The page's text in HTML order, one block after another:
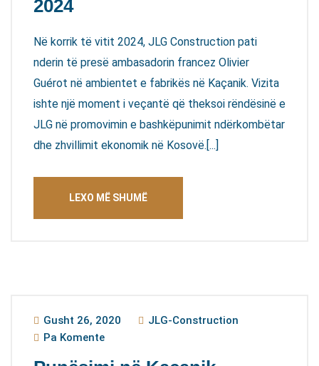
2024
Në korrik të vitit 2024, JLG Construction pati
nderin të presë ambasadorin francez Olivier
Guérot në ambientet e fabrikës në Kaçanik. Vizita
ishte një moment i veçantë që theksoi rëndësinë e
JLG në promovimin e bashkëpunimit ndërkombëtar
dhe zhvillimit ekonomik në Kosovë.[...]
LEXO MË SHUMË
Gusht 26, 2020
JLG-Construction
Pa Komente